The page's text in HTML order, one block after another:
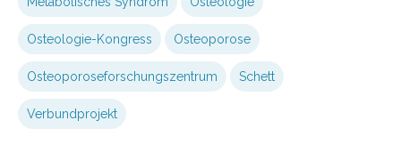
Osteologie-Kongress Osteoporose
Osteoporoseforschungszentrum Schett
Verbundprojekt